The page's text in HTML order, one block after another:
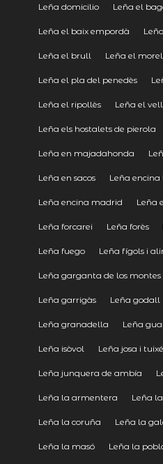
Leña domicilio Leña el
Leña el baix empordà
Leña el brull Leña el
Leña el pla del penedès
Leña el ripollès Leña el
Leña els hostalets de pierola
Leña en majadahonda
Leña en sacos Leña
Leña encina madrid Leña
Leña forcarei Leña forès
Leña fuego Leña fígols i
Leña garganta de los montes
Leña garrigàs Leña godall
Leña granadella Leña
Leña isòvol Leña josa i
Leña junquera de ambía
Leña la armentera Leña
Leña la coruña Leña la
Leña la masó Leña la